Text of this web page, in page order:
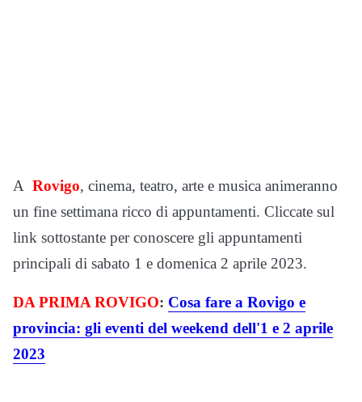
A Rovigo, cinema, teatro, arte e musica animeranno
un fine settimana ricco di appuntamenti. Cliccate sul
link sottostante per conoscere gli appuntamenti
principali di sabato 1 e domenica 2 aprile 2023.
DA PRIMA ROVIGO: Cosa fare a Rovigo e
provincia: gli eventi del weekend dell'1 e 2 aprile
2023